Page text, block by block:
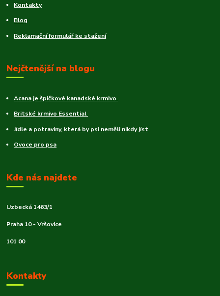
Kontakty
Blog
Reklamační formulář ke stažení
Nejčtenější na blogu
Acana je špičkové kanadské krmivo
Britské krmivo Essential
Jídle a potraviny, která by psi neměli nikdy jíst
Ovoce pro psa
Kde nás najdete
Uzbecká 1463/1
Praha 10 - Vršovice
101 00
Kontakty